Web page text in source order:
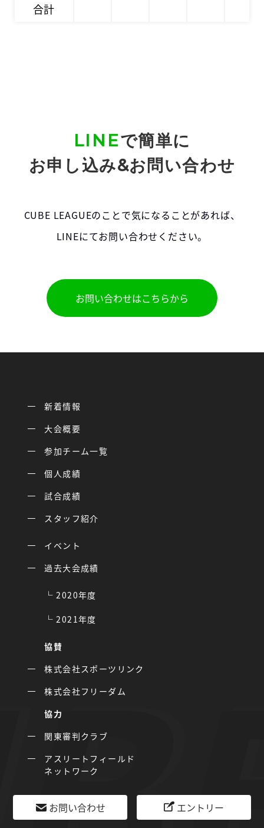
合計
LINEで簡単に
お申し込み&お問い合わせ
CUBE LEAGUEのことで気になることがあれば、
LINEにてお問い合わせください。
お問い合わせはこちらから
新着情報
大会概要
参加チーム一覧
個人成績
試合成績
スタッフ紹介
イベント
過去大会成績
2020年度
2021年度
協賛
株式会社スポーツリンク
株式会社フリーダム
協力
関東審判クラブ
アスリートフィールド
ネットワーク
お問い合わせ エントリー